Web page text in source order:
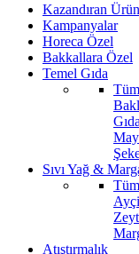
Kazandıran
Kampanyalar
Horeca Özel
Bakkallara Özel
Temel Gıda
Gıda
Sıvı Yağ &
Atıştırmalık